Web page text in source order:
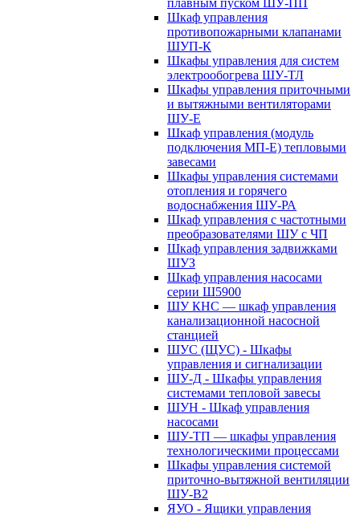
плавным пуском ШУ-ПП
Шкаф управления
противопожарными клапанами
ШУП-К
Шкафы управления для систем
электрообогрева ШУ-ТЛ
Шкафы управления приточными
и вытяжными вентиляторами
ШУ-Е
Шкаф управления (модуль
подключения МП-Е) тепловыми
завесами
Шкафы управления системами
отопления и горячего
водоснабжения ШУ-РА
Шкаф управления с частотными
преобразователями ШУ с ЧП
Шкаф управления задвижками
ШУЗ
Шкаф управления насосами
серии Ш5900
ШУ КНС — шкаф управления
канализационной насосной
станцией
ШУС (ЩУС) - Шкафы
управления и сигнализации
ШУ-Д - Шкафы управления
системами тепловой завесы
ШУН - Шкаф управления
насосами
ШУ-ТП — шкафы управления
технологическими процессами
Шкафы управления системой
приточно-вытяжной вентиляции
ШУ-В2
ЯУО - Ящики управления